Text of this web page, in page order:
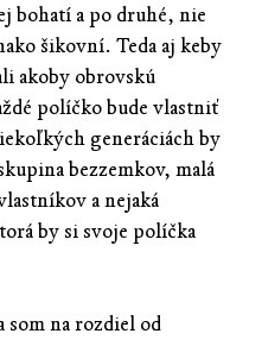
bohatí a po druhé, nie
šikovní. Teda aj keby
akoby obrovskú
políčko bude vlastniť
generáciách by
bezzemkov, malá
a nejaká
by si svoje políčka
som na rozdiel od